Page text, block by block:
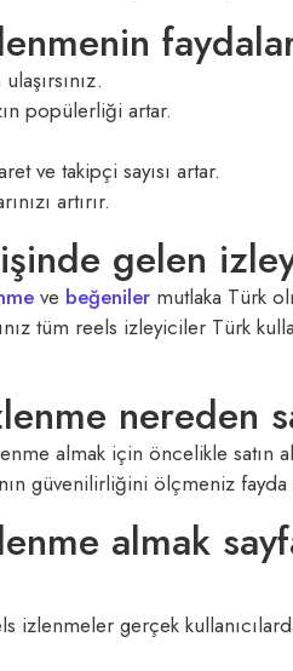
popülerliği artar.
ve takipçi sayısı artar.
artırır.
gelen
ve beğeniler mutlaka Türk
tüm reels izleyiciler Türk
nereden
almak için öncelikle satın
güvenilirliğini ölçmeniz fayda
almak
izlenmeler gerçek